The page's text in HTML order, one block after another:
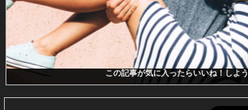
この記事が気に入ったらいいね！しよう